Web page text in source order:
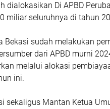
dialokasikan Di APBD
miliar seluruhnya di tahun
Bekasi sudah melakukan
dari APBD murni
melalui alokasi
ini.
sekaligus Mantan Ketua